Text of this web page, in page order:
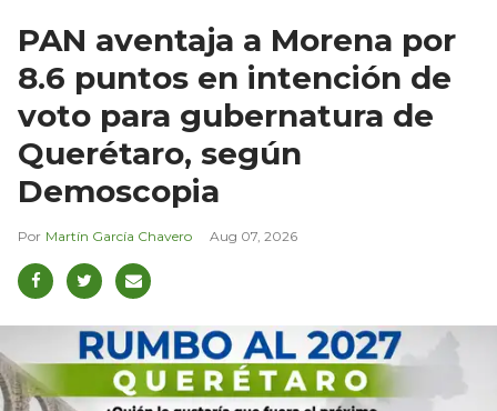
PAN aventaja a Morena por
8.6 puntos en intención de
voto para gubernatura de
Querétaro, según
Demoscopia
Martín García Chavero Aug 07, 2026